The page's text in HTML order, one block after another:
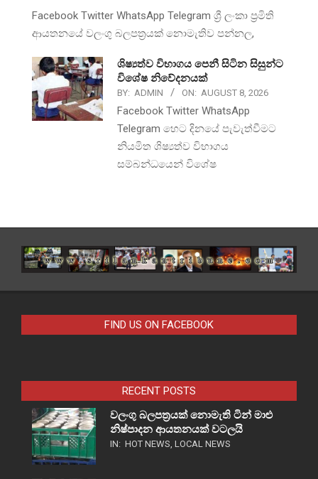
Facebook Twitter WhatsApp Telegram ශ්‍රී ලංකා ප්‍රමිති
ආයතනයේ වලංගු බලපත්‍රයක් නොමැතිව පන්නල,
ශිෂ්‍යත්ව විභාගය පෙනී සිටින සිසුන්ට
විශේෂ නිවේදනයක්
BY: ADMIN ON: AUGUST 8, 2026
Facebook Twitter WhatsApp
Telegram හෙට දිනයේ පැවැත්වීමට
නියමිත ශිෂ්‍යත්ව විභාගය
සම්බන්ධයෙන් විශේෂ
FIND US ON FACEBOOK
RECENT POSTS
වලංගු බලපත්‍රයක් නොමැති ටින් මාළු
නිෂ්පාදන ආයතනයක් වටලයි
IN: HOT NEWS, LOCAL NEWS